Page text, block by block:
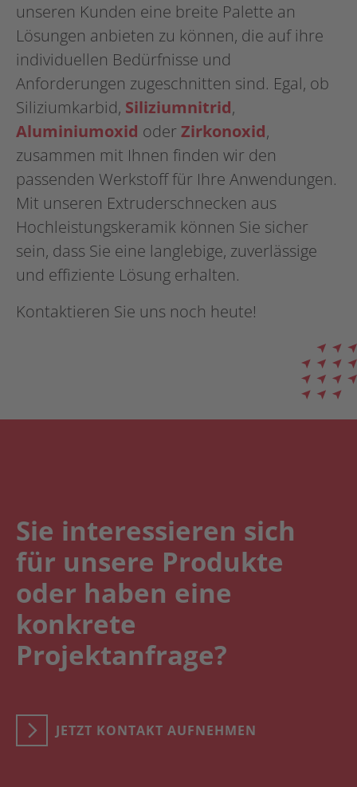
unseren Kunden eine breite Palette an
Lösungen anbieten zu können, die auf ihre
individuellen Bedürfnisse und
Anforderungen zugeschnitten sind. Egal, ob
Siliziumkarbid, Siliziumnitrid,
Aluminiumoxid oderZirkonoxid,
zusammen mit Ihnen finden wir den
passenden Werkstoff für Ihre Anwendungen.
Mit unseren Extruderschnecken aus
Hochleistungskeramik können Sie sicher
sein, dass Sie eine langlebige, zuverlässige
und effiziente Lösung erhalten.
Kontaktieren Sie uns noch heute!
Sie interessieren sich
für unsere Produkte
oder haben eine
konkrete
Projektanfrage?
JETZT KONTAKT AUFNEHMEN